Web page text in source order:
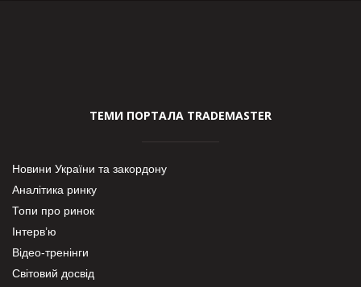
ТЕМИ ПОРТАЛА TRADEMASTER
Новини України та закордону
Аналітика ринку
Топи про ринок
Інтерв’ю
Відео-тренінги
Світовий досвід